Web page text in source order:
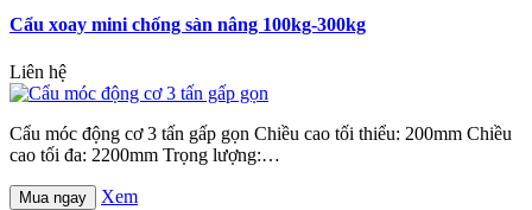
Cẩu xoay mini chống sàn nâng 100kg-300kg
Liên hệ
Cẩu móc động cơ 3 tấn gấp gọn Chiều cao tối thiểu: 200mm Chiều
cao tối đa: 2200mm Trọng lượng:…
Mua ngay Xem